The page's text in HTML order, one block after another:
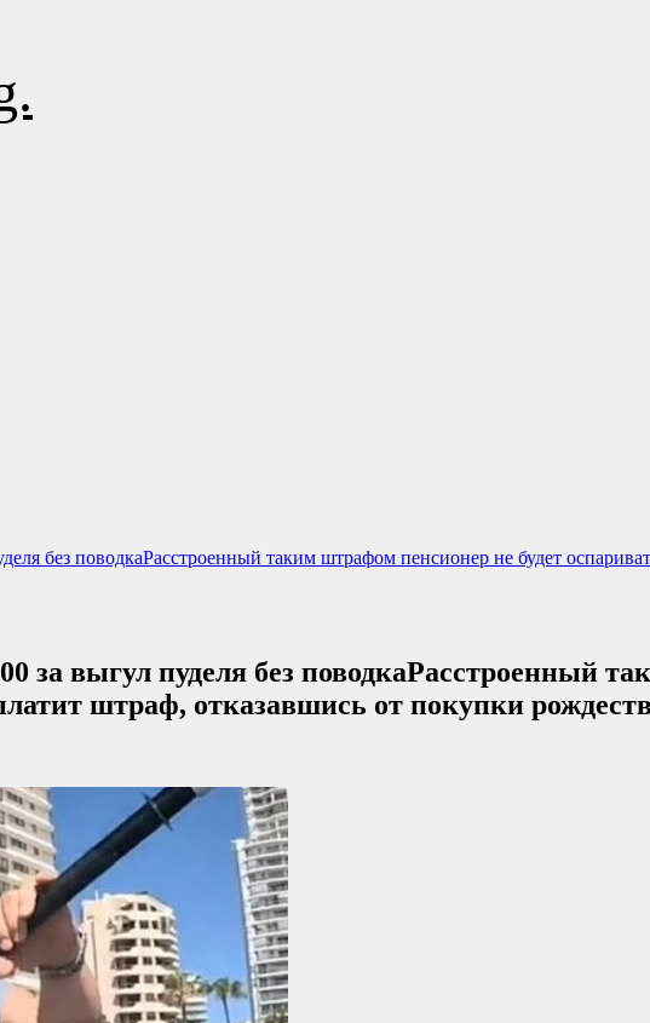
без поводкаРасстроенный таким штрафом пенсионер не будет
за выгул пуделя без поводкаРасстроенный
штраф, отказавшись от покупки